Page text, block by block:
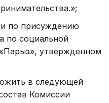
по присуждению
по социальной
утверж­денном
в следующей
Комиссии